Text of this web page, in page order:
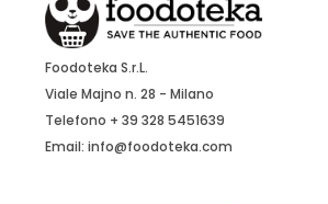
Foodoteka S.r.L.
Viale Majno n. 28 - Milano
Telefono + 39 328 5451639
Email:info@foodoteka.com